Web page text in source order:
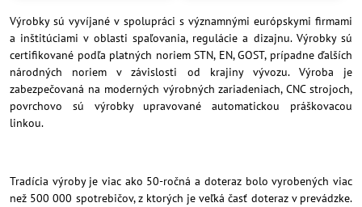
Výrobky sú vyvíjané v spolupráci s významnými európskymi firmami
a inštitúciami v oblasti spaľovania, regulácie a dizajnu. Výrobky sú
certifikované podľa platných noriem STN, EN, GOST, prípadne ďalších
národných noriem v závislosti od krajiny vývozu. Výroba je
zabezpečovaná na moderných výrobných zariadeniach, CNC strojoch,
povrchovo sú výrobky upravované automatickou práškovacou
linkou.
Tradícia výroby je viac ako 50-ročná a doteraz bolo vyrobených viac
než 500 000 spotrebičov, z ktorých je veľká časť doteraz v prevádzke.